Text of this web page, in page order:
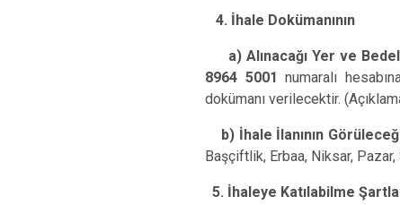
4. İhale Dokümanının
a) Alınacağı Yer ve
8964 5001 numaralı
dokümanı verilecektir.
b) İhale İlanının
Başçiftlik, Erbaa, Niksar,
5. İhaleye Katılabilme